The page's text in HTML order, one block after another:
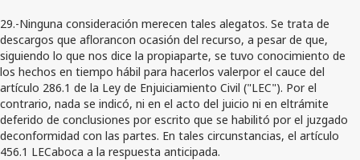
29.-Ninguna consideración merecen tales alegatos. Se trata de
descargos que aflorancon ocasión del recurso, a pesar de que,
siguiendo lo que nos dice la propiaparte, se tuvo conocimiento de
los hechos en tiempo hábil para hacerlos valerpor el cauce del
artículo 286.1 de la Ley de Enjuiciamiento Civil ("LEC"). Por el
contrario, nada se indicó, ni en el acto del juicio ni en eltrámite
deferido de conclusiones por escrito que se habilitó por el juzgado
deconformidad con las partes. En tales circunstancias, el artículo
456.1 LECaboca a la respuesta anticipada.